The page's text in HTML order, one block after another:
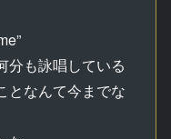
分も詠唱している
となんて今までな